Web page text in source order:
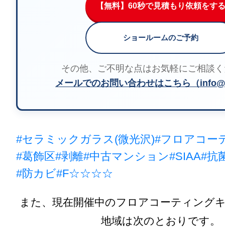
【無料】60秒で見積もり依頼をする
ショールームのご予約
その他、ご不明な点はお気軽にご相談
メールでのお問い合わせはこちら（
#セラミックガラス(微光沢)#フロアコー
#葛飾区#剥離#中古マンション#SIAA#抗
#防カビ#F☆☆☆☆
また、現在開催中のフロアコーティング
地域は次のとおりです。